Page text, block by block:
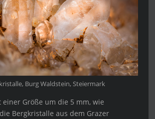
Burg Waldstein, Steiermark
einer Größe um die 5 mm, wie
Bergkristalle aus dem Grazer